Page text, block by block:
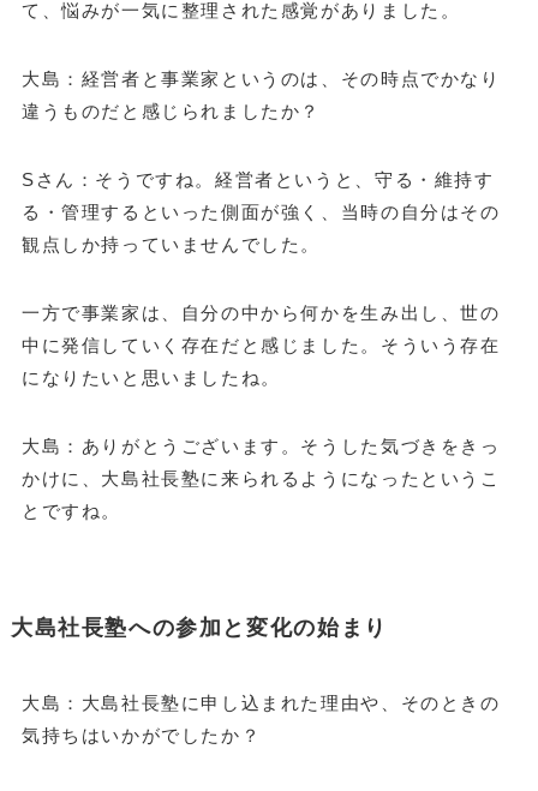
て、悩みが一気に整理された感覚がありました。
大島：経営者と事業家というのは、その時点でかなり
違うものだと感じられましたか？
Sさん：そうですね。経営者というと、守る・維持す
る・管理するといった側面が強く、当時の自分はその
観点しか持っていませんでした。
一方で事業家は、自分の中から何かを生み出し、世の
中に発信していく存在だと感じました。そういう存在
になりたいと思いましたね。
大島：ありがとうございます。そうした気づきをきっ
かけに、大島社長塾に来られるようになったというこ
とですね。
大島社長塾への参加と変化の始まり
大島：大島社長塾に申し込まれた理由や、そのときの
気持ちはいかがでしたか？